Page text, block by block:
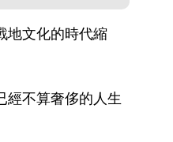
地文化的時代縮
經不算奢侈的人生